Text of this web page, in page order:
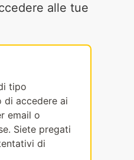
alle tue
tipo
di accedere ai
email o
Siete pregati
di